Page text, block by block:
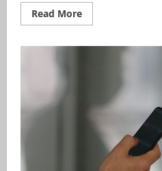
Read MoreRead
more
extinto
após
horas